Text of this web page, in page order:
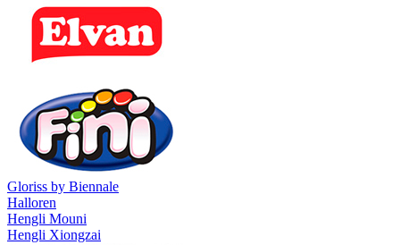
Gloriss by Biennale
Halloren
Hengli Mouni
Hengli Xiongzai